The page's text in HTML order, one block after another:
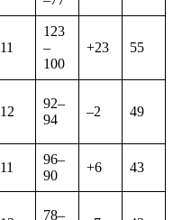
11
123
–
100
+23 55
12
92–
94
–2 49
11
96–
90
+6 43
78–